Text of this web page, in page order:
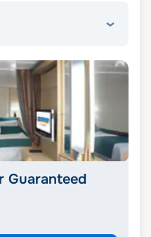
Guaranteed